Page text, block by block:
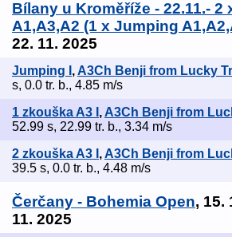
Bílany u Kroměříže - 22.11.- 2
A1,A3,A2 (1 x Jumping
22. 11. 2025
Jumping I ,A3Ch Benji from Lucky
s, 0.0 tr. b., 4.85 m/s
1 zkouška A3 I , A3Ch Benji from
52.99 s, 22.99 tr. b., 3.34 m/s
2 zkouška A3 I ,A3Ch Benji from
39.5 s, 0.0 tr. b., 4.48 m/s
Čerčany - Bohemia Open, 15.
11. 2025